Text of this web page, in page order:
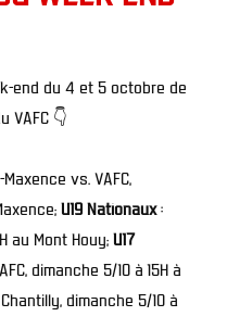
end du 4 et 5 octobre de
VAFC 👇
vs. VAFC,
U19 Nationaux:
au Mont Houy; U17
dimanche 5/10 à 15H à
Chantilly, dimanche 5/10 à